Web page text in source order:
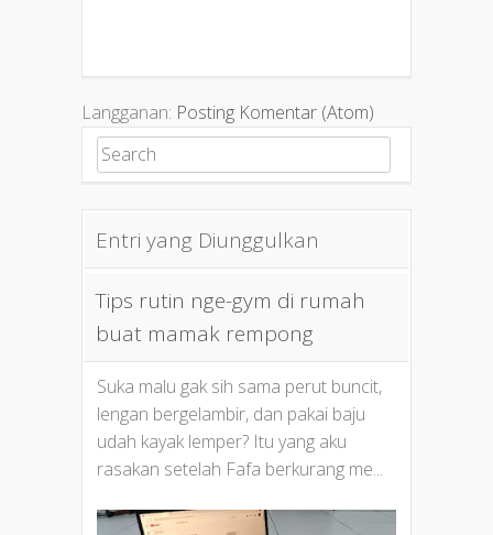
Langganan: Posting Komentar (Atom)
Search for:
Entri yang Diunggulkan
Tips rutin nge-gym di rumah
buat mamak rempong
Suka malu gak sih sama perut buncit,
lengan bergelambir, dan pakai baju
udah kayak lemper? Itu yang aku
rasakan setelah Fafa berkurang me...